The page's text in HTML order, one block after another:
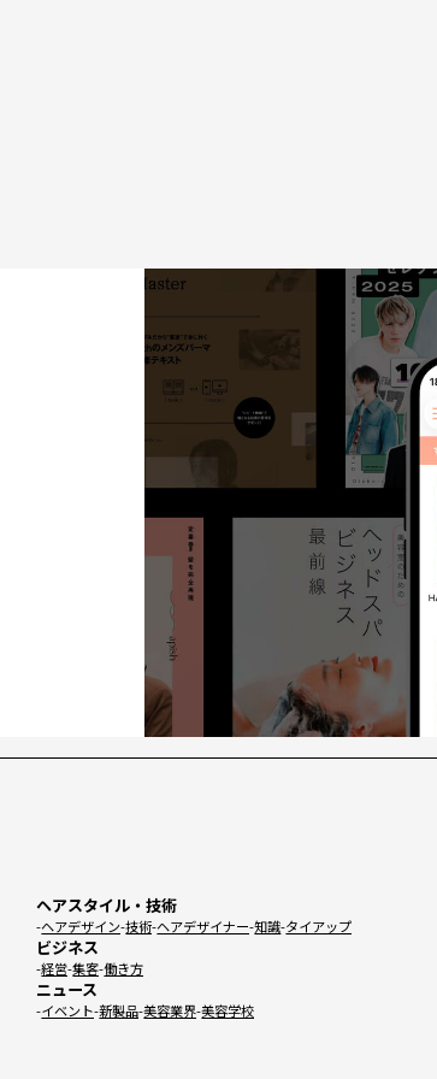
ヘアスタイル・技術
ヘアデザイン 技術 ヘアデザイナー 知識 タイアップ
ビジネス
経営 集客 働き方
ニュース
イベント 新製品 美容業界 美容学校